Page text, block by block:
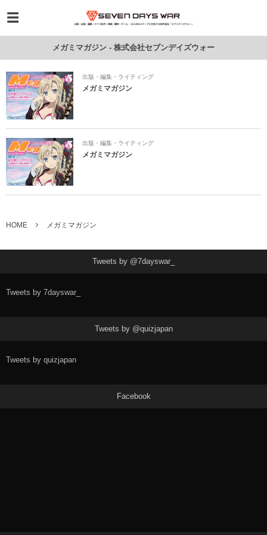
メガミマガジン - 株式会社セブンデイズウォー
出版・編集・ライティング
メガミマガジン
出版・編集・ライティング
メガミマガジン
HOME メガミマガジン
Tweets by @7dayswar_
Tweets by 7dayswar_
Tweets by @quizjapan
Tweets by quizjapan
Facebook